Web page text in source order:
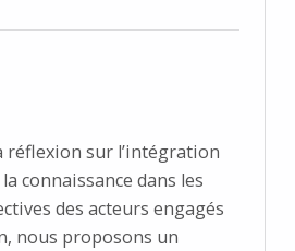
sur l’intégration
connaissance dans les
des acteurs engagés
nous proposons un